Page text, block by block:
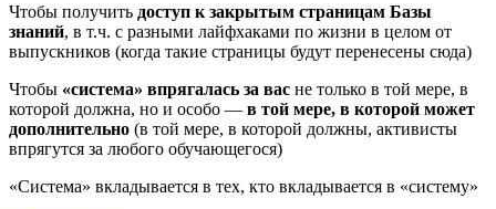
Чтобы получить доступ к закрытым страницам Базы
знаний, в т.ч. с разными лайфхаками по жизни в целом от
выпускников (когда такие страницы будут перенесены сюда)
Чтобы «система» впрягалась за вас не только в той мере, в
которой должна, но и особо — в той мере, в которой может
дополнительно (в той мере, в которой должны, активисты
впрягутся за любого обучающегося)
«Система» вкладывается в тех, кто вкладывается в «систему»